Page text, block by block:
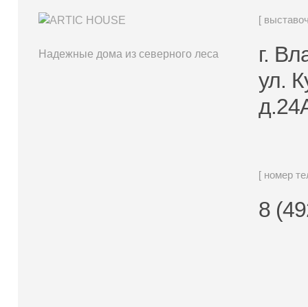
Надежные дома из северного леса
[
г.
ул.
[ номер
8